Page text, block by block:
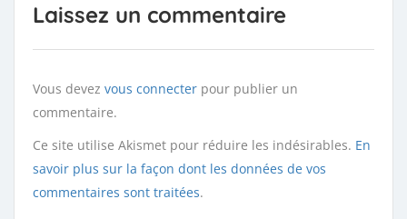
Laissez un commentaire
Vous devez vous connecter pour publier un
commentaire.
Ce site utilise Akismet pour réduire les indésirables. En
savoir plus sur la façon dont les données de vos
commentaires sont traitées.